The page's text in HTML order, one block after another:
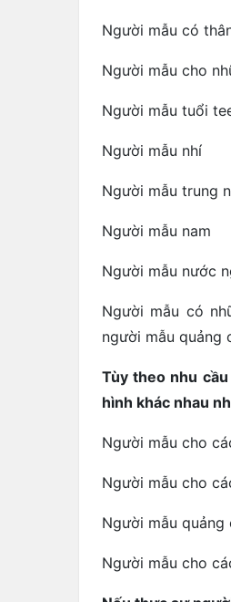
Người mẫu có
Người mẫu cho
Người mẫu tuổi
Người mẫu nhí
Người mẫu trung
Người mẫu nam
Người mẫu nước
Người mẫu có
người mẫu quảng
Tùy theo nhu
hình khác nhau
Người mẫu cho
Người mẫu cho
Người mẫu
Người mẫu cho